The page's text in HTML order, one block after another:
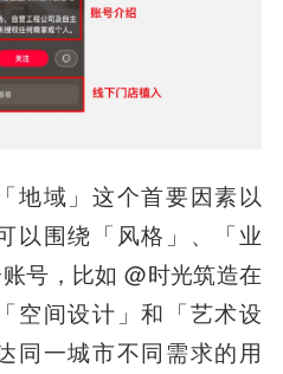
地域」这个首要因素以
以围绕「风格」、「业
号，比如 @时光筑造在
空间设计」和「艺术设
同一城市不同需求的用